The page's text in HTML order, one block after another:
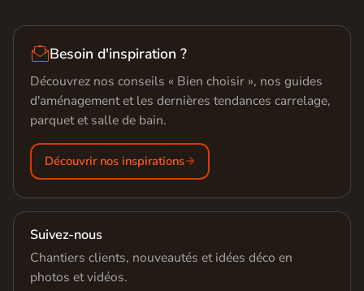
Besoin d'inspiration ?
Découvrez nos conseils « Bien choisir », nos guides
d'aménagement et les dernières tendances carrelage,
parquet et salle de bain.
Découvrir nos inspirations
Suivez-nous
Chantiers clients, nouveautés et idées déco en
photos et vidéos.